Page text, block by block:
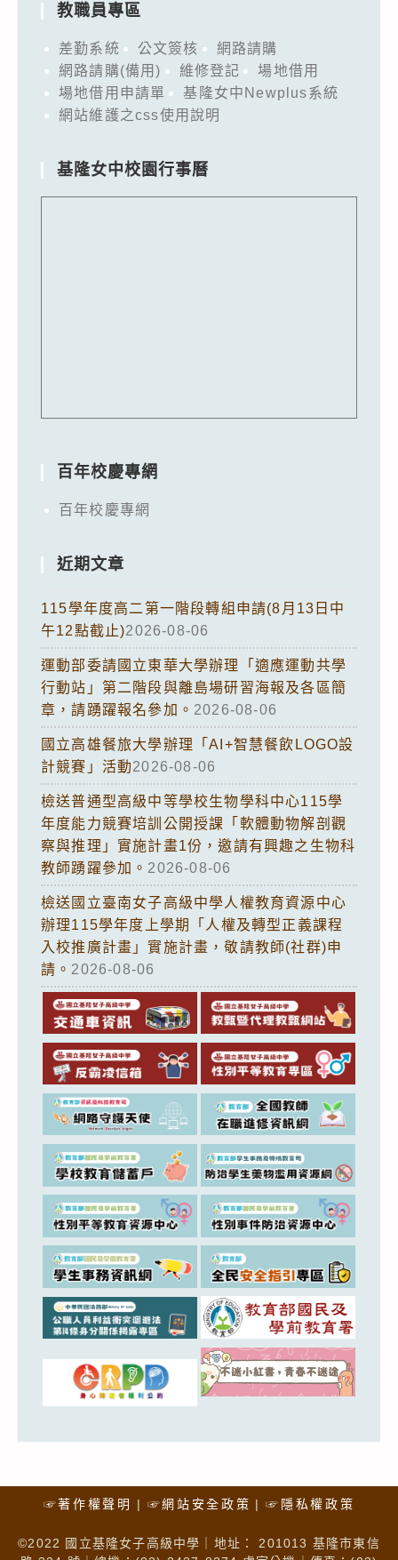
教職員專區
差勤系統 公文簽核
網路請購
網路請購(備用)
維修登記
場地借用
場地借用申請單
基隆女中Newplus系統
網站維護之css使用說明
基隆女中校園行事曆
百年校慶專網
百年校慶專網
近期文章
115學年度高二第一階段轉組申請(8月13日中
午12點截止)2026-08-06
運動部委請國立東華大學辦理「適應運動共學
行動站」第二階段與離島場研習海報及各區簡
章，請踴躍報名參加。 2026-08-06
國立高雄餐旅大學辦理「AI+智慧餐飲LOGO設
計競賽」活動2026-08-06
檢送普通型高級中等學校生物學科中心115學
年度能力競賽培訓公開授課「軟體動物解剖觀
察與推理」實施計畫1份，邀請有興趣之生物科
教師踴躍參加。 2026-08-06
檢送國立臺南女子高級中學人權教育資源中心
辦理115學年度上學期「人權及轉型正義課程
入校推廣計畫」實施計畫，敬請教師(社群)申
請。 2026-08-06
☞著作權聲明 ☞網站安全政策 ☞隱私權政策
©2022 國立基隆女子高級中學｜地址： 201013 基隆市東信